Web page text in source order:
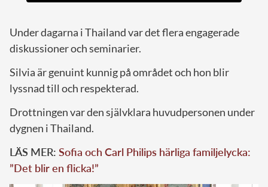
Under dagarna i Thailand var det flera engagerade
diskussioner och seminarier.
Silvia är genuint kunnig på området och hon blir
lyssnad till och respekterad.
Drottningen var den självklara huvudpersonen under
dygnen i Thailand.
LÄS MER: Sofia och Carl Philips härliga familjelycka:
”Det blir en flicka!”